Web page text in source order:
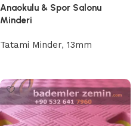
Anaokulu & Spor Salonu
Minderi
Tatami Minder, 13mm